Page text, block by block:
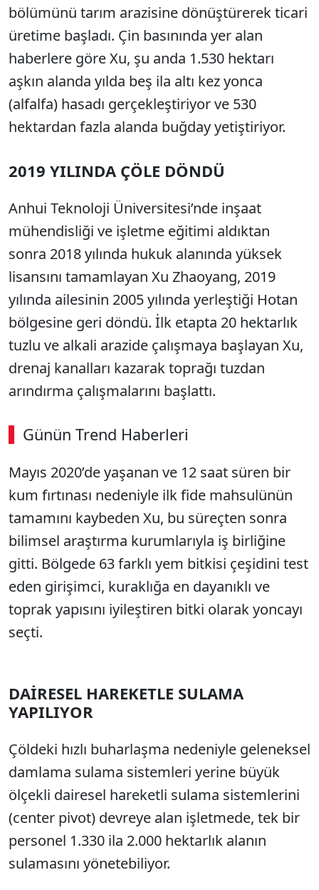
bölümünü tarım arazisine dönüştürerek ticari
üretime başladı. Çin basınında yer alan
haberlere göre Xu, şu anda 1.530 hektarı
aşkın alanda yılda beş ila altı kez yonca
(alfalfa) hasadı gerçekleştiriyor ve 530
hektardan fazla alanda buğday yetiştiriyor.
2019 YILINDA ÇÖLE DÖNDÜ
Anhui Teknoloji Üniversitesi’nde inşaat
mühendisliği ve işletme eğitimi aldıktan
sonra 2018 yılında hukuk alanında yüksek
lisansını tamamlayan Xu Zhaoyang, 2019
yılında ailesinin 2005 yılında yerleştiği Hotan
bölgesine geri döndü. İlk etapta 20 hektarlık
tuzlu ve alkali arazide çalışmaya başlayan Xu,
drenaj kanalları kazarak toprağı tuzdan
arındırma çalışmalarını başlattı.
Günün Trend Haberleri
00:02 / 03:08
Sesi Aç
Mayıs 2020’de yaşanan ve 12 saat süren bir
kum fırtınası nedeniyle ilk fide mahsulünün
tamamını kaybeden Xu, bu süreçten sonra
bilimsel araştırma kurumlarıyla iş birliğine
gitti. Bölgede 63 farklı yem bitkisi çeşidini test
eden girişimci, kuraklığa en dayanıklı ve
toprak yapısını iyileştiren bitki olarak yoncayı
seçti.
DAİRESEL HAREKETLE SULAMA
YAPILIYOR
Çöldeki hızlı buharlaşma nedeniyle geleneksel
damlama sulama sistemleri yerine büyük
ölçekli dairesel hareketli sulama sistemlerini
(center pivot) devreye alan işletmede, tek bir
personel 1.330 ila 2.000 hektarlık alanın
sulamasını yönetebiliyor.